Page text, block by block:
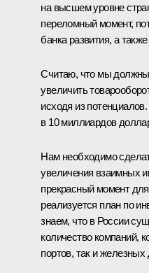
на высшем уровне
переломный момент,
банка развития, а
Считаю, что мы
увеличить
исходя из
в 10 миллиардов
Нам необходимо
увеличения взаимных
прекрасный момент
реализуется план по
знаем, что в России
количество компаний,
портов, так и железных